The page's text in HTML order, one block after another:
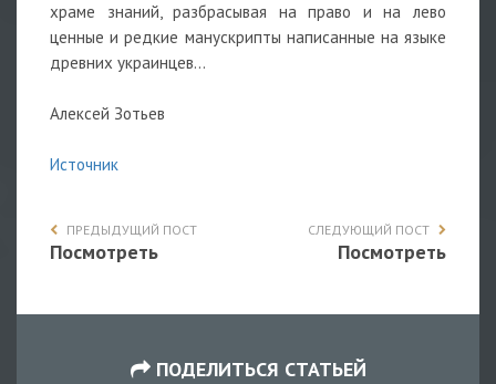
храме знаний, разбрасывая на право и на лево
ценные и редкие манускрипты написанные на языке
древних украинцев…
Алексей Зотьев
Источник
ПРЕДЫДУЩИЙ ПОСТ
Посмотреть
СЛЕДУЮЩИЙ ПОСТ
Посмотреть
ПОДЕЛИТЬСЯ СТАТЬЕЙ